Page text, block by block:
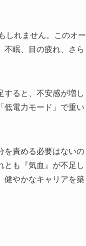
しれません。このオー
不眠、目の疲れ、さら
すると、不安感が増し
低電力モード」で重い
を責める必要はないの
とも『気血』が不足し
健やかなキャリアを築